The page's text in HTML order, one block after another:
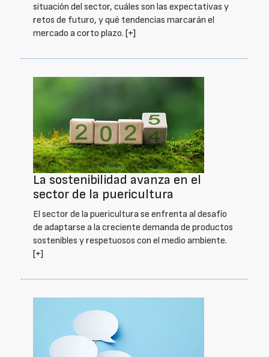
situación del sector, cuáles son las expectativas y
retos de futuro, y qué tendencias marcarán el
mercado a corto plazo. [+]
La sostenibilidad avanza en el
sector de la puericultura
El sector de la puericultura se enfrenta al desafío
de adaptarse a la creciente demanda de productos
sostenibles y respetuosos con el medio ambiente.
[+]